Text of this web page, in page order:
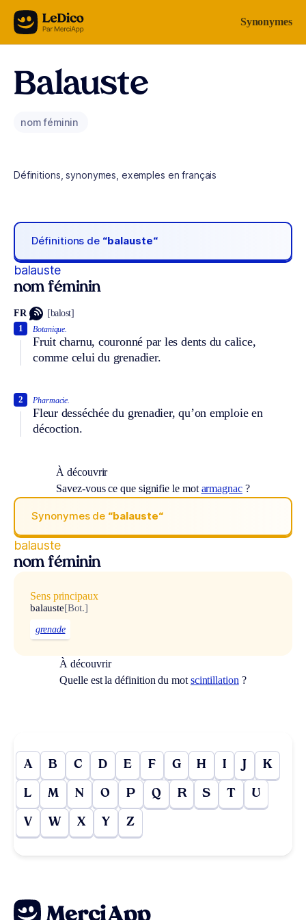
Aller au contenu Synonymes
Balauste
nom féminin
Définitions, synonymes, exemples en français
Définitions de “balauste“
balauste
nom féminin
FR [balost]
Botanique.
Fruit charnu, couronné par les dents du calice,
comme celui du grenadier.
1
Pharmacie.
Fleur desséchée du grenadier, qu’on emploie en
décoction.
2
À découvrir
Savez-vous ce que signifie le mot armagnac?
Synonymes de “balauste“
balauste
nom féminin
Sens principaux
balauste[Bot.]
grenade
À découvrir
Quelle est la définition du mot scintillation ?
A B C D E F G H I J K
L M N O P Q R S T U
V W X Y Z